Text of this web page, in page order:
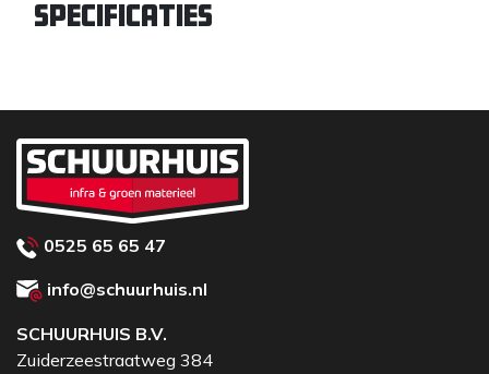
Specificaties
0525 65 65 47
info@schuurhuis.nl
SCHUURHUIS B.V.
Zuiderzeestraatweg 384